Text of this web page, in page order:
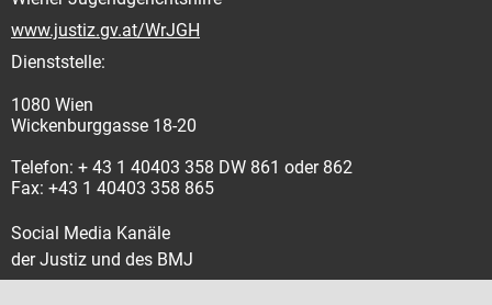
www.justiz.gv.at/WrJGH
Dienststelle:
1080 Wien
Wickenburggasse 18-20
Telefon: + 43 1 40403 358 DW 861 oder 862
Fax: +43 1 40403 358 865
Social Media Kanäle
der Justiz und des BMJ